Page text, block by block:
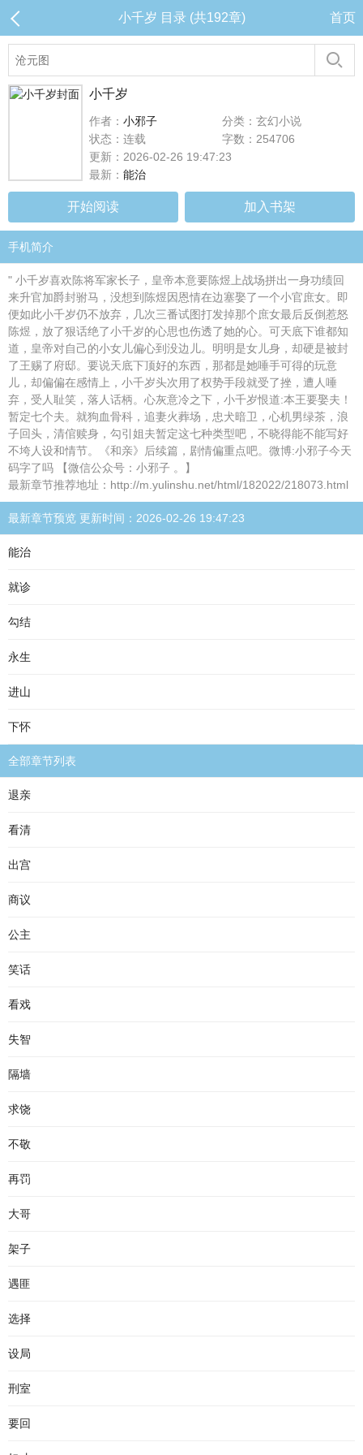
小千岁 目录 (共192章) 首页
小千岁
作者： 小邪子
分类：玄幻小说
状态：连载
字数：254706
更新：2026-02-26 19:47:23
最新： 能治
开始阅读 加入书架
手机简介
" 小千岁喜欢陈将军家长子，皇帝本意要陈煜上战场拼出一身功绩回
来升官加爵封驸马，没想到陈煜因恩情在边塞娶了一个小官庶女。即
便如此小千岁仍不放弃，几次三番试图打发掉那个庶女最后反倒惹怒
陈煜，放了狠话绝了小千岁的心思也伤透了她的心。可天底下谁都知
道，皇帝对自己的小女儿偏心到没边儿。明明是女儿身，却硬是被封
了王赐了府邸。要说天底下顶好的东西，那都是她唾手可得的玩意
儿，却偏偏在感情上，小千岁头次用了权势手段就受了挫，遭人唾
弃，受人耻笑，落人话柄。心灰意冷之下，小千岁恨道:本王要娶夫！
暂定七个夫。就狗血骨科，追妻火葬场，忠犬暗卫，心机男绿茶，浪
子回头，清倌赎身，勾引姐夫暂定这七种类型吧，不晓得能不能写好
不垮人设和情节。《和亲》后续篇，剧情偏重点吧。微博:小邪子今天
码字了吗 【微信公众号：小邪子 。】
最新章节推荐地址：http://m.yulinshu.net/html/182022/218073.html
最新章节预览 更新时间：2026-02-26 19:47:23
能治
就诊
勾结
永生
进山
下怀
全部章节列表
退亲
看清
出宫
商议
公主
笑话
看戏
失智
隔墙
求饶
不敬
再罚
大哥
架子
遇匪
选择
设局
刑室
要回